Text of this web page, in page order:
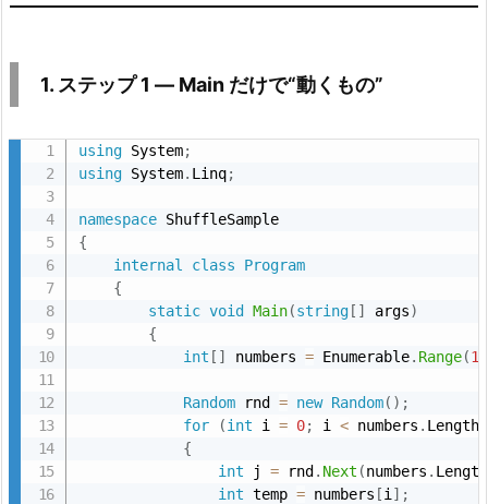
ス
ッ
プ
―
シ
ャ
ッ
フ
ル
を
メ
ソ
ッ
1. ステップ 1 ― Main だけで“動くもの”
using System;
using System. Linq;
namespace
{
internal
class
Program
{
static void Main(string[ ] args)
{
int [ ] numbers = Enumerable. Range(1
Random rnd = new Random( ) ;
for
(int i = 0; i < numbers . Length
{
int j = rnd. Next (numbers . Length
int temp = numbers [i ] ;